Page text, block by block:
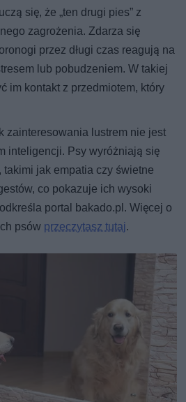
się, że „ten drugi pies” z
zagrożenia. Zdarza się
przez długi czas reagują na
lub pobudzeniem. W takiej
im kontakt z przedmiotem, który
zainteresowania lustrem nie jest
inteligencji. Psy wyróżniają się
jak empatia czy świetne
co pokazuje ich wysoki
portal bakado.pl. Więcej o
psów przeczytasz tutaj.